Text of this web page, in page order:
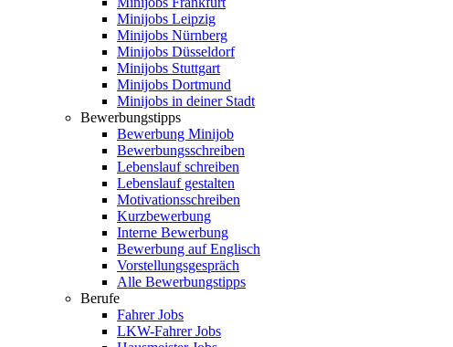
Minijobs Leipzig
Minijobs Nürnberg
Minijobs Düsseldorf
Minijobs Stuttgart
Minijobs Dortmund
Minijobs in deiner Stadt
Bewerbungstipps
Bewerbung Minijob
Bewerbungsschreiben
Lebenslauf schreiben
Lebenslauf gestalten
Motivationsschreiben
Kurzbewerbung
Interne Bewerbung
Bewerbung auf Englisch
Vorstellungsgespräch
Alle Bewerbungstipps
Berufe
Fahrer Jobs
LKW-Fahrer Jobs